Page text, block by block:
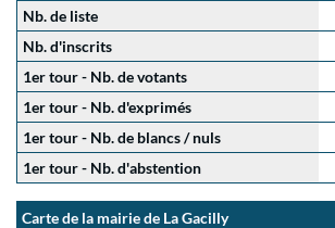
Nb. de liste
Nb. d'inscrits
1er tour - Nb. de votants
1er tour - Nb. d'exprimés
1er tour - Nb. de blancs / nuls
1er tour - Nb. d'abstention
Carte de la mairie de La Gacilly